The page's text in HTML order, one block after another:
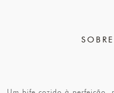
Um bife cozido à perfeição,